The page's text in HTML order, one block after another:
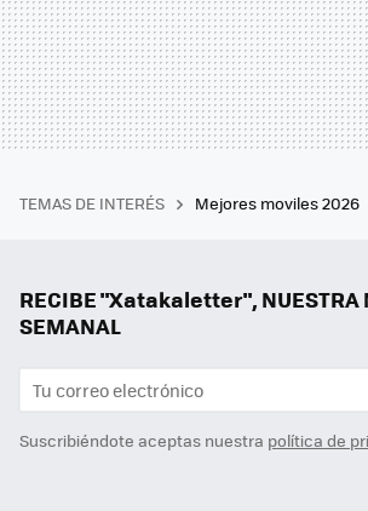
TEMAS DE INTERÉS Mejores moviles 2026
RECIBE "Xatakaletter", NUESTRA
SEMANAL
Suscribiéndote aceptas nuestra política de